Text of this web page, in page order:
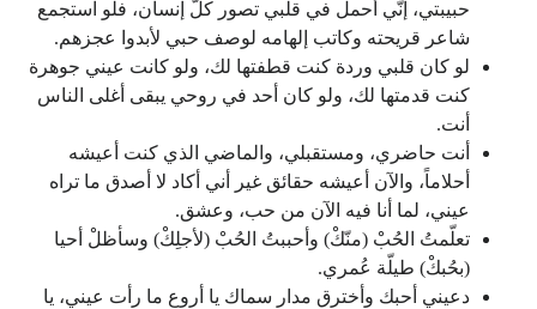
حبيبتي، إنّي أحمل في قلبي تصور كلّ إنسان، فلو استجمع
شاعر قريحته وكاتب إلهامه لوصف حبي لأبدوا عجزهم.
لو كان قلبي وردة كنت قطفتها لك، ولو كانت عيني جوهرة
كنت قدمتها لك، ولو كان أحد في روحي يبقى أغلى الناس
أنت.
أنت حاضري، ومستقبلي، والماضي الذي كنت أعيشه
أحلاماً، والآن أعيشه حقائق غير أني أكاد لا أصدق ما تراه
عيني، لما أنا فيه الآن من حب، وعشق.
تعلّمتُ الحُبْ (منّكْ) وأحببتُ الحُبْ (لأجلِكْ) وسأظلْ أحيا
(بحُبكْ) طيلّة عُمري.
دعيني أحبك وأخترق مدار سماك يا أروع ما رأت عيني، يا